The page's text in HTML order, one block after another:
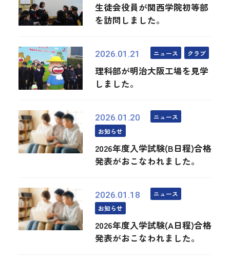
生徒会役員が関西学院初等部
を訪問しました。
2026.01.21 ニュース クラブ
理科部が明治大阪工場を見学
しました。
2026.01.20
ニュース
お知らせ
2026年度入学試験(B日程)合格
発表がおこなわれました。
2026.01.18
ニュース
お知らせ
2026年度入学試験(A日程)合格
発表がおこなわれました。